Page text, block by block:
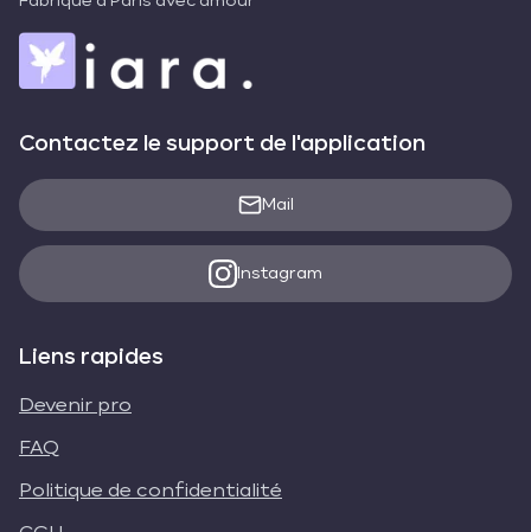
Contactez le support de l'application
Mail
Instagram
Liens rapides
Devenir pro
FAQ
Politique de confidentialité